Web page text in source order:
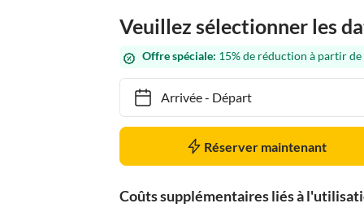
Veuillez sélectionner les
Offre spéciale: 15% de réduction à partir
Arrivée- Départ
Réserver maintenant
Coûts supplémentaires liés à